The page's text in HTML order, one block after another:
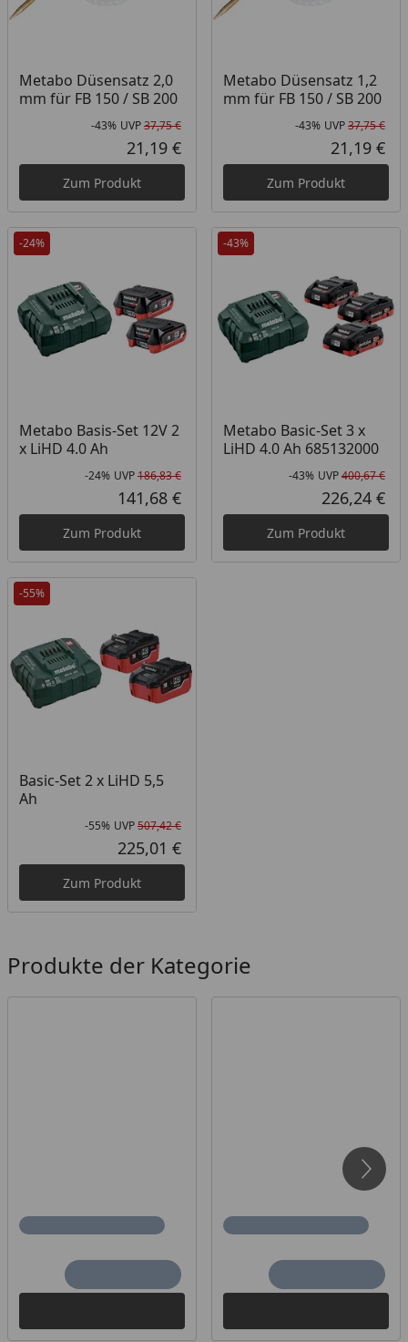
Metabo Düsensatz 2,0
mm für FB 150 / SB 200
Rabatt in Prozent
-43%
Ursprünglicher Preis
UVP37,75 €
Aktueller Preis
21,19 €
Zum Produkt
Metabo Düsensatz 1,2
mm für FB 150 / SB 200
-43% UVP37,75 €
21,19 €
Zum Produkt
-24%
Metabo Basis-Set 12V 2
x LiHD 4.0 Ah
Rabatt in Prozent
-24%
Ursprünglicher Preis
UVP186,83 €
Aktueller Preis
141,68 €
Zum Produkt
-43%
Metabo Basic-Set 3 x
LiHD 4.0 Ah 685132000
-43% UVP400,67 €
226,24 €
Zum Produkt
-55%
Basic-Set 2 x LiHD 5,5
Ah
Rabatt in Prozent
-55%
Ursprünglicher Preis
UVP507,42 €
Aktueller Preis
225,01 €
Zum Produkt
Produkte der Kategorie